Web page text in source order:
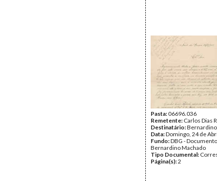
Pasta:06696.036
Remetente: Carlos Dias
Destinatário:
Data:Domingo, 24 de
Fundo:DBG -
Bernardino Machado
Tipo Documental:
Página(s):2